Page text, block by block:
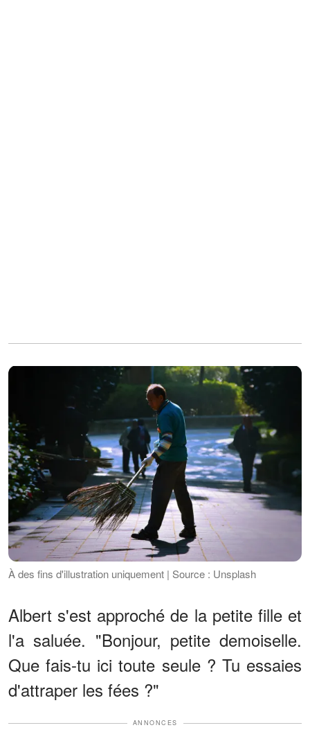
À des fins d'illustration uniquement | Source : Unsplash
Albert s'est approché de la petite fille et
l'a saluée. "Bonjour, petite demoiselle.
Que fais-tu ici toute seule ? Tu essaies
d'attraper les fées ?"
ANNONCES